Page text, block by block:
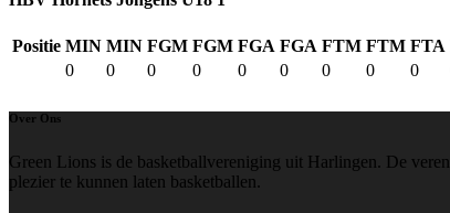
Positie MIN MIN FGM FGM FGA FGA FTM FTM FTA
0
0 0 0 0 0 0 0 0
Over Ons
Green Lions is de basketballvereniging uit Harlingen. De
plezier te kunnen laten basketballen.